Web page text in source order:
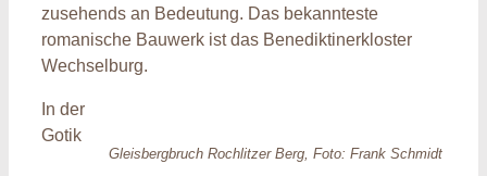
zusehends an Bedeutung. Das bekannteste
romanische Bauwerk ist das Benediktinerkloster
Wechselburg.
Gleisbergbruch Rochlitzer Berg, Foto: Frank Schmidt
In der
Gotik